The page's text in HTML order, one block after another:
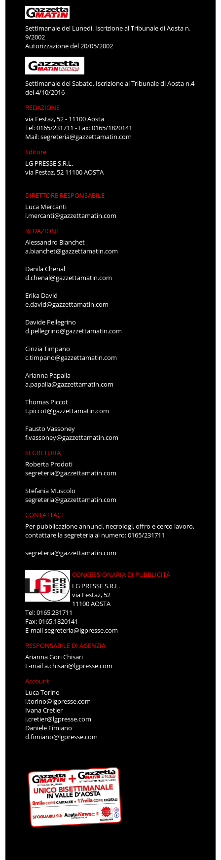
Settimanale del Lunedì. Iscrizione al Tribunale di Aosta n.
9/2002
Autorizzazione del 20/05/2002
Settimanale del Sabato. Iscrizione al Tribunale di Aosta n.4
del 4/10/2016
REDAZIONE
via Festaz, 52 - 11100 Aosta
Tel: 0165/231711 - Fax: 0165/1820141
Mail:segreteria@gazzettamatin.com
Editore
LG PRESSE S.R.L.
via Festaz, 52 11100 AOSTA
DIRETTORE RESPONSABILE
Luca Mercanti
l.mercanti@gazzettamatin.com
REDAZIONE
Alessandro Bianchet
a.bianchet@gazzettamatin.com
Danila Chenal
d.chenal@gazzettamatin.com
Erika David
e.david@gazzettamatin.com
Davide Pellegrino
d.pellegrino@gazzettamatin.com
Cinzia Timpano
c.timpano@gazzettamatin.com
Arianna Papalia
a.papalia@gazzettamatin.com
Thomas Piccot
t.piccot@gazzettamatin.com
Fausto Vassoney
f.vassoney@gazzettamatin.com
SEGRETERIA
Roberta Prodoti
segreteria@gazzettamatin.com
Stefania Muscolo
segreteria@gazzettamatin.com
CONTATTACI
Per pubblicazione annunci, necrologi, offro e cerco lavoro,
contattare la segreteria al numero: 0165/231711
segreteria@gazzettamatin.com
CONCESSIONARIA DI PUBBLICITÀ
LG PRESSE S.R.L.
via Festaz, 52
11100 AOSTA
Tel: 0165.231711
Fax: 0165.1820141
E-mailsegreteria@lgpresse.com
RESPONSABILE DI AGENZIA
Arianna Gori Chisari
E-maila.chisari@lgpresse.com
Account
Luca Torino
l.torino@lgpresse.com
Ivana Cretier
i.cretier@lgpresse.com
Daniele Fimiano
d.fimiano@lgpresse.com